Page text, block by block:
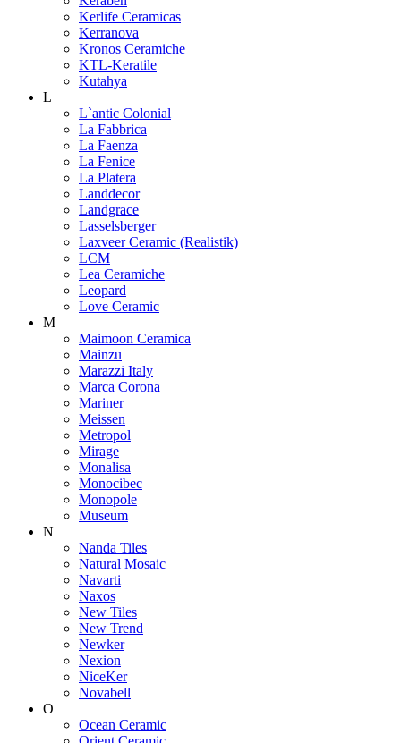
Kerlife Ceramicas
Kerranova
Kronos Ceramiche
KTL-Keratile
Kutahya
L
L`antic Colonial
La Fabbrica
La Faenza
La Fenice
La Platera
Landdecor
Landgrace
Lasselsberger
Laxveer Ceramic (Realistik)
LCM
Lea Ceramiche
Leopard
Love Ceramic
M
Maimoon Ceramica
Mainzu
Marazzi Italy
Marca Corona
Mariner
Meissen
Metropol
Mirage
Monalisa
Monocibec
Monopole
Museum
N
Nanda Tiles
Natural Mosaic
Navarti
Naxos
New Tiles
New Trend
Newker
Nexion
NiceKer
Novabell
O
Ocean Ceramic